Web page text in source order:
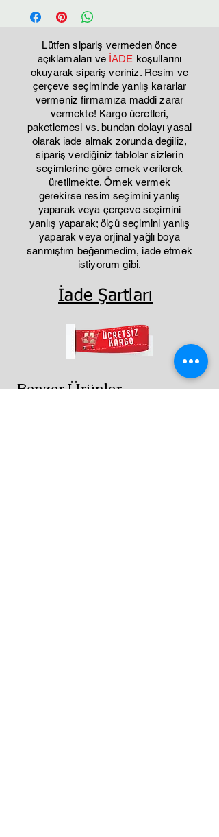
Tahmini Kargo teslim 2-3 iş günü
Lütfen sipariş vermeden önce
açıklamaları ve İADE koşullarını
okuyarak sipariş veriniz. Resim ve
çerçeve seçiminde yanlış kararlar
vermeniz firmamıza maddi zarar
vermekte! Kargo ücretleri,
paketlemesi vs. bundan dolayı yasal
olarak iade almak zorunda değiliz,
sipariş verdiğiniz tablolar sizlerin
seçimlerine göre emek verilerek
üretilmekte. Örnek vermek
gerekirse resim seçimini yanlış
yaparak veya çerçeve seçimini
yanlış yaparak; ölçü seçimini yanlış
yaparak veya orjinal yağlı boya
sanmıştım beğenmedim, iade etmek
istiyorum gibi.
İade Şartları
Benzer Ürünler